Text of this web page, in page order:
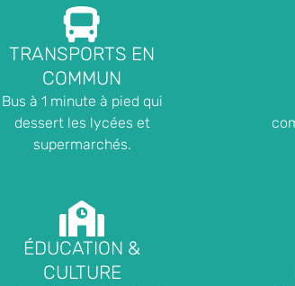
TRANSPORTS EN
COMMUN
Bus à 1 minute à pied qui
dessert les lycées et
supermarchés.
ÉDUCATION &
CULTURE